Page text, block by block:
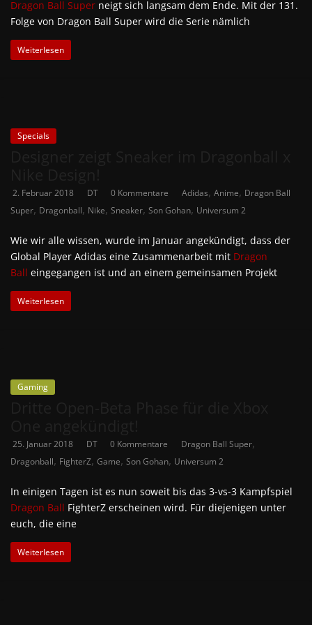
Dragon Ball Super neigt sich langsam dem Ende. Mit der 131.
Folge von Dragon Ball Super wird die Serie nämlich
Weiterlesen
Specials
2. Februar 2018 DT 0 Kommentare Adidas, Anime, Dragon Ball
Super, Dragonball, Nike, Sneaker, Son Gohan, Universum 2
Wie wir alle wissen, wurde im Januar angekündigt, dass der
Global Player Adidas eine Zusammenarbeit mit Dragon
Ball eingegangen ist und an einem gemeinsamen Projekt
Weiterlesen
Gaming
25. Januar 2018 DT 0 Kommentare Dragon Ball Super,
Dragonball, FighterZ, Game, Son Gohan, Universum 2
In einigen Tagen ist es nun soweit bis das 3-vs-3 Kampfspiel
Dragon Ball FighterZ erscheinen wird. Für diejenigen unter
euch, die eine
Weiterlesen